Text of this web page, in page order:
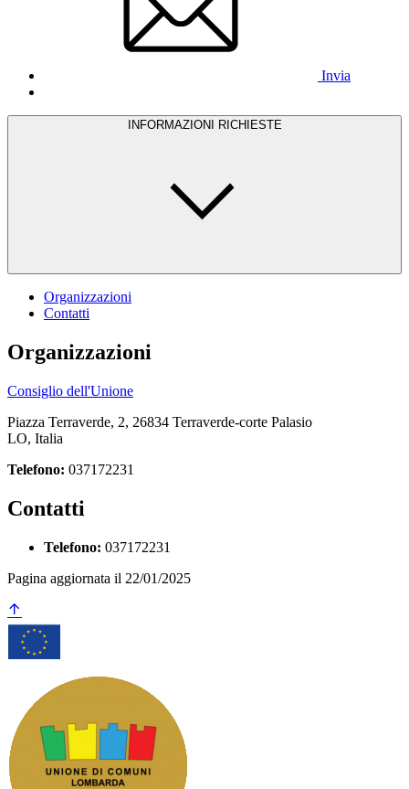
Invia
INFORMAZIONI RICHIESTE
Organizzazioni
Contatti
Organizzazioni
Consiglio dell'Unione
Piazza Terraverde, 2, 26834 Terraverde-corte Palasio
LO, Italia
Telefono: 037172231
Contatti
Telefono: 037172231
Pagina aggiornata il 22/01/2025